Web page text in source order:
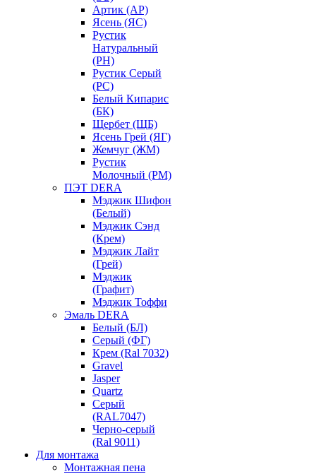
Артик (АР)
Ясень (ЯС)
Рустик
Натуральный
(РН)
Рустик Серый
(РС)
Белый Кипарис
(БК)
Щербет (ЩБ)
Ясень Грей (ЯГ)
Жемчуг (ЖМ)
Рустик
Молочный (РМ)
ПЭТ DERA
Мэджик Шифон
(Белый)
Мэджик Сэнд
(Крем)
Мэджик Лайт
(Грей)
Мэджик
(Графит)
Мэджик Тоффи
Эмаль DERA
Белый (БЛ)
Серый (ФГ)
Крем (Ral 7032)
Gravel
Jasper
Quartz
Серый
(RAL7047)
Черно-серый
(Ral 9011)
Для монтажа
Монтажная пена